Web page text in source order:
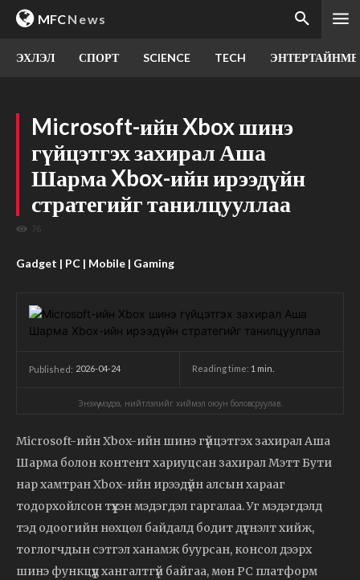
MFCNews
ЭХЛЭЛ СПОРТ SCIENCE TECH
Microsoft-ийн Xbox шинэ
гүйцэтгэх захирал Аша
Шарма Xbox-ийн ирээдүйн
стратегийг танилцууллаа
76
Gadget | PC | Mobile | Gaming
Published: 2026-04-24 Reading time: 1 min.
Энэхүү мэдээ, нийтлэлийг хиймэл оюун боловсруулав.
Microsoft-ийн Xbox-ийн шинэ гүйцэтгэх захирал Аша
Шарма болон контент хариуцсан захирал Мэтт Бути
нар хамтран Xbox-ийн ирээдүйн алсын харааг
тодорхойлсон түүхэн мэдэгдэл гаргалаа. Уг мэдэгдэлд
тэд одоогийн нөхцөл байдалд бодит дүгнэлт хийж,
тоглогчдын сэтгэл ханамж буурсан, консол дээрх
шинэ функцүүд хангалтгүй байгаа, мөн PC платформ